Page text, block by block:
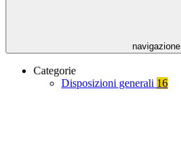
navigazione
Categorie
Disposizioni generali 16